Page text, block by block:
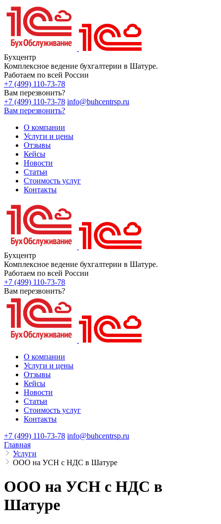
Бухцентр
Комплексное ведение бухгалтерии в Шатуре.
Работаем по всей России
+7 (499) 110-73-78
Вам перезвонить?
+7 (499) 110-73-78 info@buhcentrsp.ru
Вам перезвонить?
О компании
Услуги и цены
Отзывы
Кейсы
Новости
Статьи
Стоимость услуг
Контакты
Бухцентр
Комплексное ведение бухгалтерии в Шатуре.
Работаем по всей России
+7 (499) 110-73-78
Вам перезвонить?
О компании
Услуги и цены
Отзывы
Кейсы
Новости
Статьи
Стоимость услуг
Контакты
+7 (499) 110-73-78 info@buhcentrsp.ru
Главная
Услуги
ООО на УСН с НДС в Шатуре
ООО на УСН с НДС в
Шатуре